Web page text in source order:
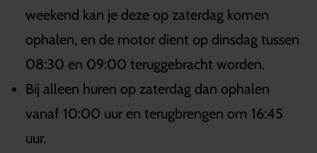
weekend kan je deze op zaterdag komen
ophalen, en de motor dient op dinsdag tussen
08:30 en 09:00 teruggebracht worden.
Bij alleen huren op zaterdag dan ophalen
vanaf 10:00 uur en terugbrengen om 16:45
uur.